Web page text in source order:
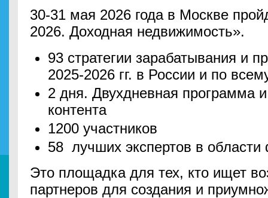
30-31 мая 2026 года в Москве
2026. Доходная недвижимость».
93 стратегии зарабатывания и
2025-2026 гг. в России и по
2 дня. Двухдневная программа
контента
1200 участников
58 лучших экспертов в
Это площадка для тех, кто ищет
партнеров для создания и